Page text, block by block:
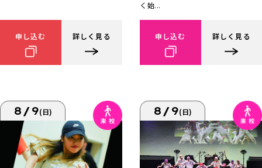
申し込む 詳しく見る
く始...
申し込む 詳しく見る
8/9(日) 8/9(日)